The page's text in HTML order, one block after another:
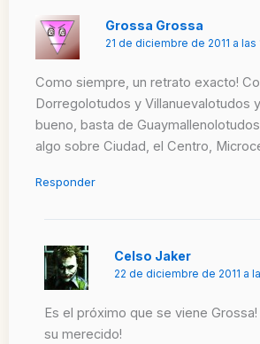
Grossa Grossa
21 de diciembre de 2011 a las
Como siempre, un retrato exacto!
Dorregolotudos y Villanuevalotudos
bueno, basta de
algo sobre Ciudad, el Centro,
Responder
Celso Jaker
22 de diciembre de 2011 a
Es el próximo que se viene
su merecido!